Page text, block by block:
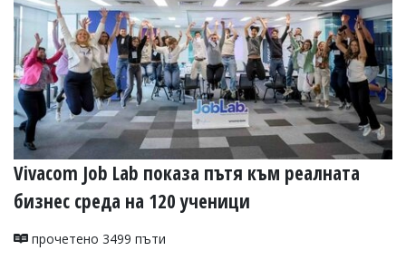
Vivacom Job Lab показа пътя към реалната
бизнес среда на 120 ученици
прочетено 3499 пъти